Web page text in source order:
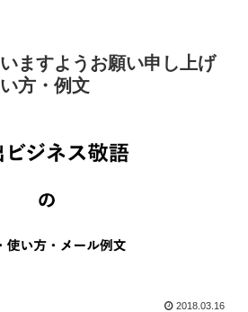
いますようお願い申し上げ
方・例文
2018.03.16